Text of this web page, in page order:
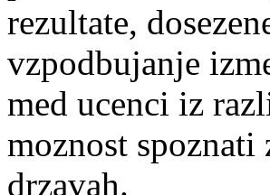
rezultate,
vzpodbujanje
med ucenci iz
moznost
drzavah.